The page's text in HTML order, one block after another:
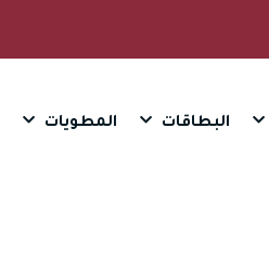
البطاقات المطويات